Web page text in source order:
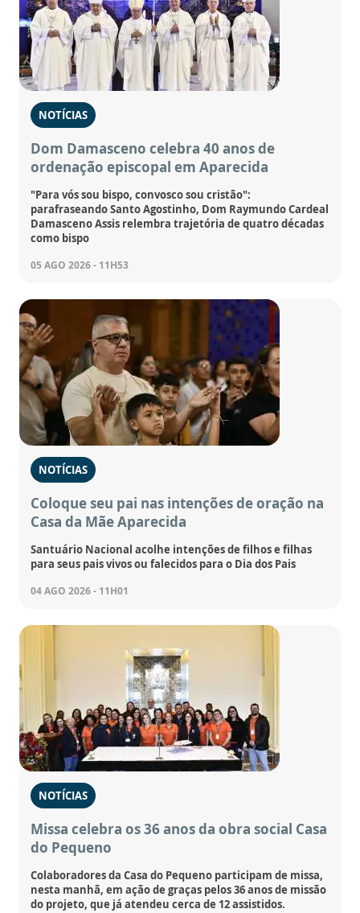
NOTÍCIAS
Dom Damasceno celebra 40 anos de
ordenação episcopal em Aparecida
"Para vós sou bispo, convosco sou cristão":
parafraseando Santo Agostinho, Dom Raymundo Cardeal
Damasceno Assis relembra trajetória de quatro décadas
como bispo
05 AGO 2026 - 11H53
NOTÍCIAS
Coloque seu pai nas intenções de oração na
Casa da Mãe Aparecida
Santuário Nacional acolhe intenções de filhos e filhas
para seus pais vivos ou falecidos para o Dia dos Pais
04 AGO 2026 - 11H01
NOTÍCIAS
Missa celebra os 36 anos da obra social Casa
do Pequeno
Colaboradores da Casa do Pequeno participam de missa,
nesta manhã, em ação de graças pelos 36 anos de missão
do projeto, que já atendeu cerca de 12 assistidos.